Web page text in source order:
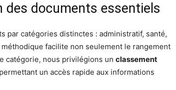
des documents essentiels
par catégories distinctes : administratif, santé,
facilite non seulement le rangement
catégorie, nous privilégions un classement
un accès rapide aux informations